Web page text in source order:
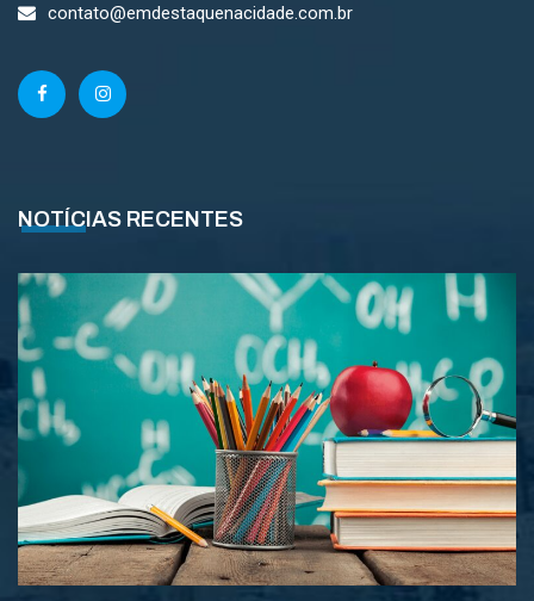
contato@emdestaquenacidade.com.br
NOTÍCIAS RECENTES